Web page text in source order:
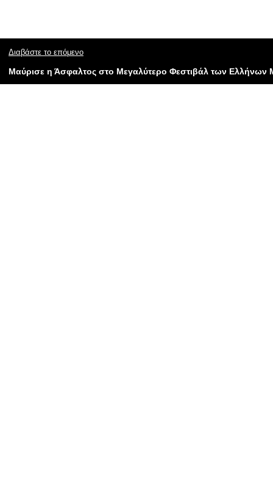
Διαβάστε το επόμενο
Μαύρισε η Άσφαλτος στο Μεγαλύτερο Φεστιβάλ των Ελλήνων